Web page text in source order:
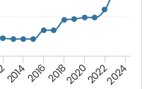
201420162018202020222024